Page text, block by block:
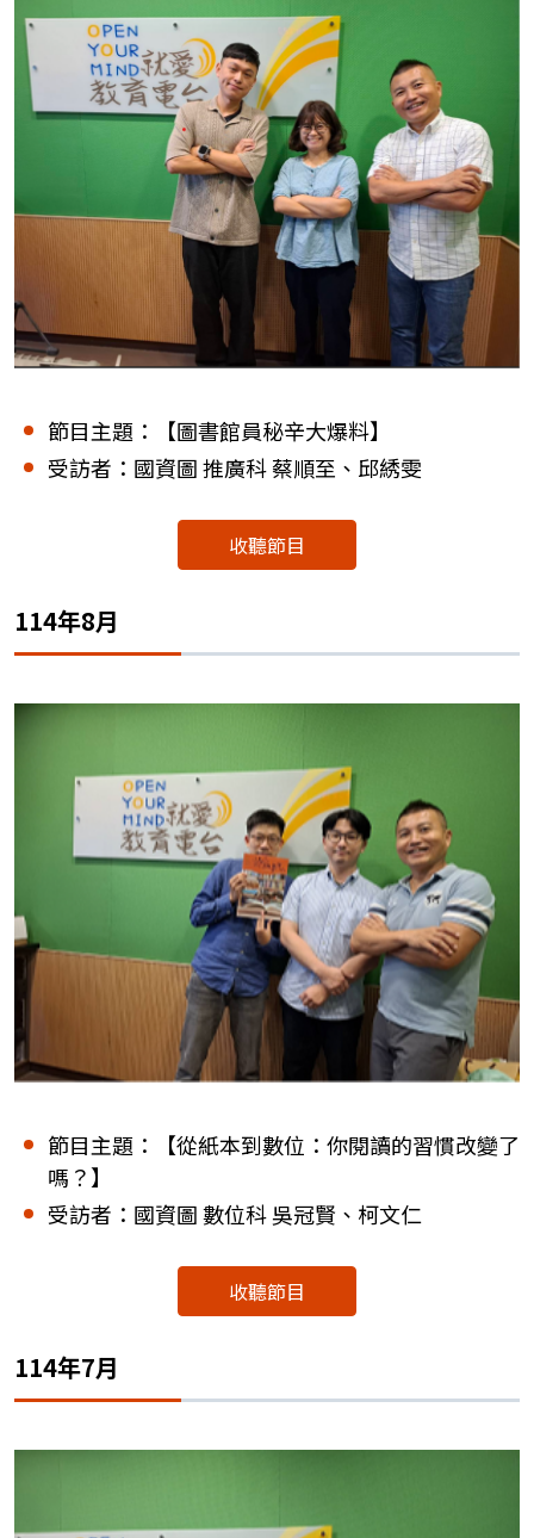
節目主題：【圖書館員秘辛大爆料】
受訪者：國資圖 推廣科 蔡順至、邱綉雯
收聽節目
114年8月
節目主題：【從紙本到數位：你閱讀的習慣改變了
嗎？】
受訪者：國資圖 數位科 吳冠賢、柯文仁
收聽節目
114年7月